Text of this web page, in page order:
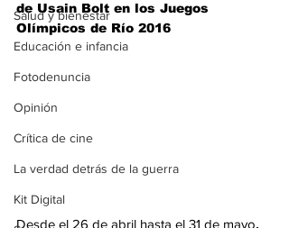
Salud y bienestar
Educación e infancia
Fotodenuncia
Opinión
Crítica de cine
La verdad detrás de la guerra
Kit Digital
de Usain Bolt en los Juegos
Olímpicos de Río 2016
Desde el 26 de abril hasta el 31 de mayo,